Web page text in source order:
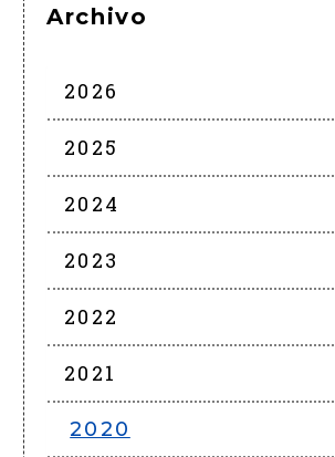
Archivo
2026
2025
2024
2023
2022
2021
2020